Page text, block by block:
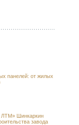
панелей: от жилых
Шинкаркин
завода